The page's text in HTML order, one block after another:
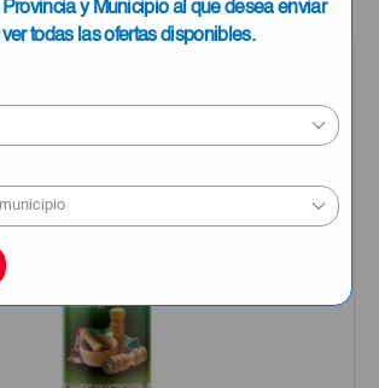
y Municipio al que desea enviar
todas las ofertas disponibles.